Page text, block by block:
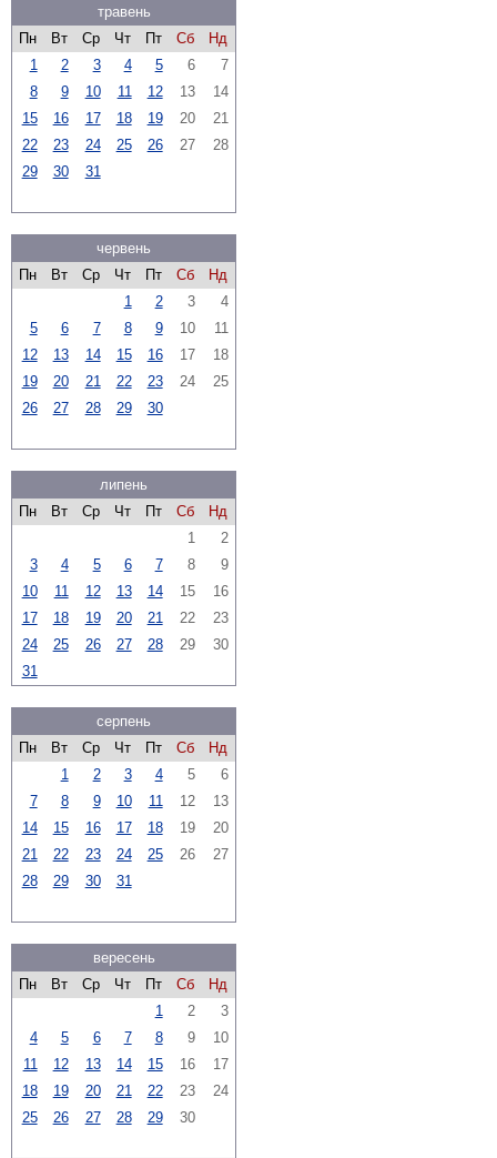
травень
Пн
Вт Ср Чт Пт Сб
Нд
1
2 3 4 5 6
7
8
9 10 11 12 13
14
15
16 17 18 19 20
21
22
23 24 25 26 27
28
29
30 31
червень
Пн
Вт Ср Чт Пт Сб
Нд
1
2 3
4
5
6 7 8 9 10
11
12
13 14 15 16 17
18
19
20 21 22 23 24
25
26
27 28 29 30
липень
Пн
Вт Ср Чт Пт Сб
Нд
1
2
3
4 5 6 7 8
9
10
11 12 13 14 15
16
17
18 19 20 21 22
23
24
25 26 27 28 29
30
31
серпень
Пн
Вт Ср Чт Пт Сб
Нд
1
2 3 4 5
6
7
8 9 10 11 12
13
14
15 16 17 18 19
20
21
22 23 24 25 26
27
28
29 30 31
вересень
Пн
Вт Ср Чт Пт Сб
Нд
1
2
3
4
5 6 7 8 9
10
11
12 13 14 15 16
17
18
19 20 21 22 23
24
25
26 27 28 29 30